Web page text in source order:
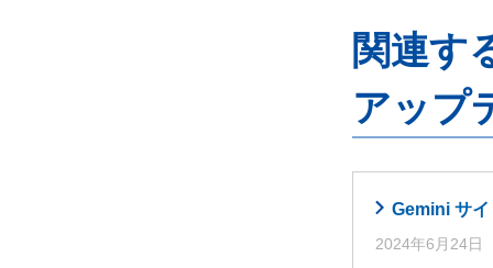
関連す
アップ
Gemini サ
2024年6月24日